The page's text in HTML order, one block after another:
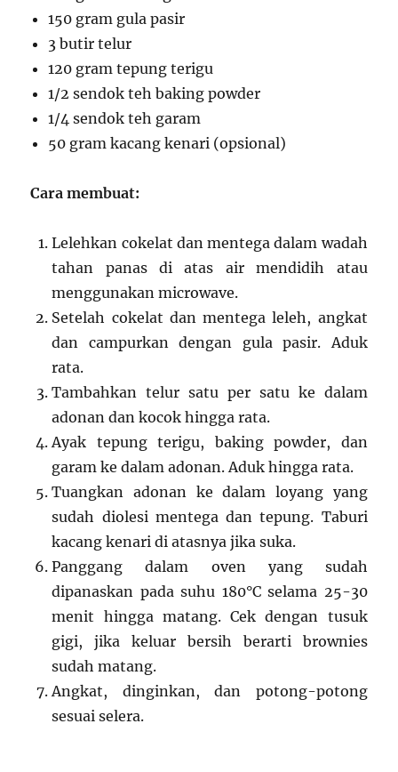
150 gram gula pasir
3 butir telur
120 gram tepung terigu
1/2 sendok teh baking powder
1/4 sendok teh garam
50 gram kacang kenari (opsional)
Cara membuat:
Lelehkan cokelat dan mentega dalam wadah
tahan panas di atas air mendidih atau
menggunakan microwave.
Setelah cokelat dan mentega leleh, angkat
dan campurkan dengan gula pasir. Aduk
rata.
Tambahkan telur satu per satu ke dalam
adonan dan kocok hingga rata.
Ayak tepung terigu, baking powder, dan
garam ke dalam adonan. Aduk hingga rata.
Tuangkan adonan ke dalam loyang yang
sudah diolesi mentega dan tepung. Taburi
kacang kenari di atasnya jika suka.
Panggang dalam oven yang sudah
dipanaskan pada suhu 180°C selama 25-30
menit hingga matang. Cek dengan tusuk
gigi, jika keluar bersih berarti brownies
sudah matang.
Angkat, dinginkan, dan potong-potong
sesuai selera.